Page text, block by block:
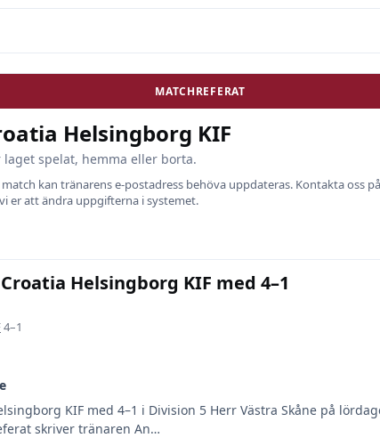
MATCHREFERAT
Helsingborg KIF
spelat, hemma eller borta.
kan tränarens e-postadress behöva uppdateras. Kontakta oss på
er att ändra uppgifterna i systemet.
Helsingborg KIF med 4–1
4–1
KIF med 4–1 i Division 5 Herr Västra Skåne på
skriver tränaren An…